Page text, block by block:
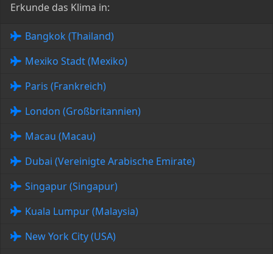
Erkunde das Klima in:
Bangkok (Thailand)
Mexiko Stadt (Mexiko)
Paris (Frankreich)
London (Großbritannien)
Macau (Macau)
Dubai (Vereinigte Arabische Emirate)
Singapur (Singapur)
Kuala Lumpur (Malaysia)
New York City (USA)